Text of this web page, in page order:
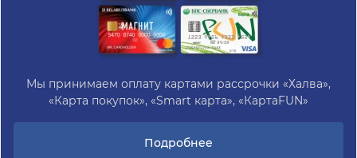
Мы принимаем оплату картами рассрочки «Халва»,
«Карта покупок», «Smart карта», «КартаFUN»
Подробнее